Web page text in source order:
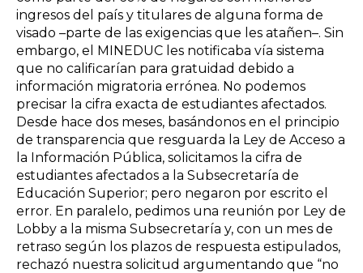
ingresos del país y titulares de alguna forma de
visado –parte de las exigencias que les atañen–. Sin
embargo, el MINEDUC les notificaba vía sistema
que no calificarían para gratuidad debido a
información migratoria errónea. No podemos
precisar la cifra exacta de estudiantes afectados.
Desde hace dos meses, basándonos en el principio
de transparencia que resguarda la Ley de Acceso a
la Información Pública, solicitamos la cifra de
estudiantes afectados a la Subsecretaría de
Educación Superior; pero negaron por escrito el
error. En paralelo, pedimos una reunión por Ley de
Lobby a la misma Subsecretaría y, con un mes de
retraso según los plazos de respuesta estipulados,
rechazó nuestra solicitud argumentando que “no